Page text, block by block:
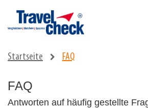
Startseite FAQ
FAQ
Antworten auf häufig gestellte